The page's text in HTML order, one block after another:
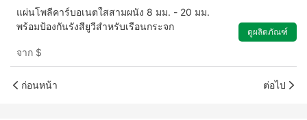
แผ่นโพลีคาร์บอเนตใสสามผนัง 8 มม. - 20 มม.
พร้อมป้องกันรังสียูวีสำหรับเรือนกระจก
จาก $
ดูผลิตภัณฑ์
ก่อนหน้า ต่อไป